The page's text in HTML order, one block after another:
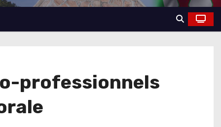
professionnels